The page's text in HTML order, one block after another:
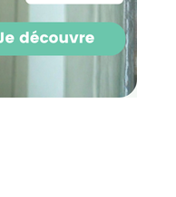
gratuitement